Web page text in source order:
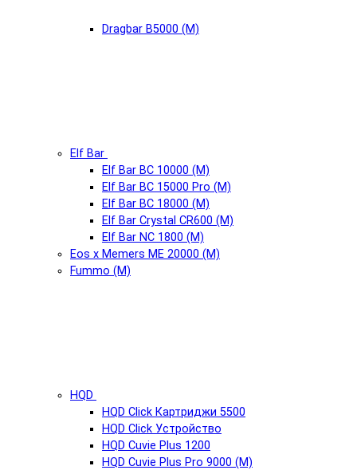
Dragbar B5000 (М)
Elf Bar
Elf Bar BC 10000 (М)
Elf Bar BC 15000 Pro (М)
Elf Bar BC 18000 (М)
Elf Bar Crystal CR600 (М)
Elf Bar NC 1800 (М)
Eos x Memers ME 20000 (М)
Fummo (М)
HQD
HQD Click Картриджи 5500
HQD Click Устройство
HQD Cuvie Plus 1200
HQD Cuvie Plus Pro 9000 (М)